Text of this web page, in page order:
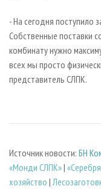
- На сегодня поступило
Собственные поставки
комбинату нужно
всех мы просто
представитель СЛПК.
Источник новости: БН
«Монди СЛПК»|
хозяйство |